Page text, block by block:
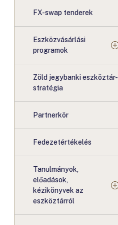
FX-swap tenderek
Eszközvásárlási
programok
Zöld jegybanki eszköztár-
stratégia
Partnerkör
Fedezetértékelés
Tanulmányok,
előadások,
kézikönyvek az
eszköztárról